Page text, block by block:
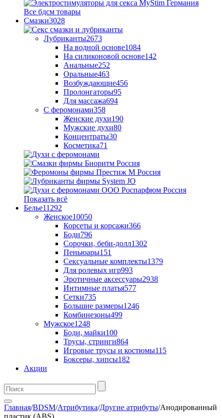
Все бдсм товары
Смазки3028
Лубриканты2673
На водной основе1084
На силиконовой основе142
Анальные252
Оральные463
Возбуждающие456
Пролонгаторы95
Для массажа694
С феромонами358
Женские духи190
Мужские духи80
Концентраты30
Косметика71
Показать всё
Белье11292
Женское10050
Корсеты и корсажи366
Боди796
Сорочки, беби-долл1302
Пеньюары151
Сексуальные комплекты1379
Для ролевых игр993
Эротичные аксессуары2938
Интимные платья577
Сетки735
Большие размеры1246
Комбинезоны499
Мужское1248
Боди, майки100
Трусы, стринги864
Игровые трусы и костюмы115
Боксеры, хипсы182
Акции
Главная/BDSM/Атрибутика/Другие атрибуты/Анодированный
пластик (ABS)